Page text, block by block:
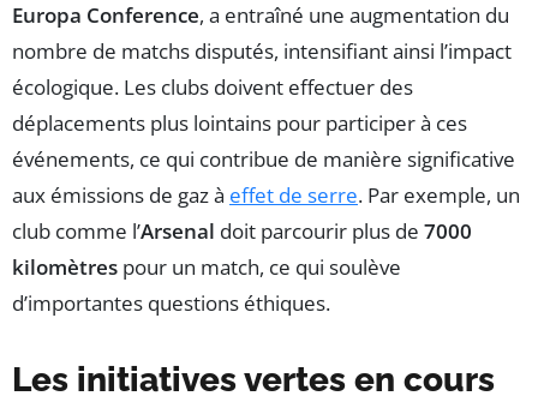
Europa Conference, a entraîné une augmentation du
nombre de matchs disputés, intensifiant ainsi l’impact
écologique. Les clubs doivent effectuer des
déplacements plus lointains pour participer à ces
événements, ce qui contribue de manière significative
aux émissions de gaz à effet de serre. Par exemple, un
club comme l’Arsenal doit parcourir plus de 7000
kilomètres pour un match, ce qui soulève
d’importantes questions éthiques.
Les initiatives vertes en cours